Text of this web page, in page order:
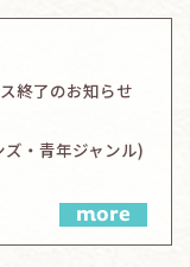
終了のお知らせ
ズ・青年ジャンル)
more